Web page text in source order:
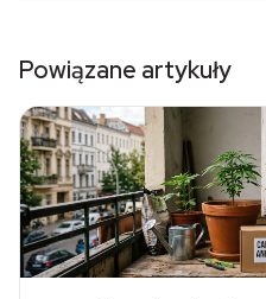
Powiązane artykuły